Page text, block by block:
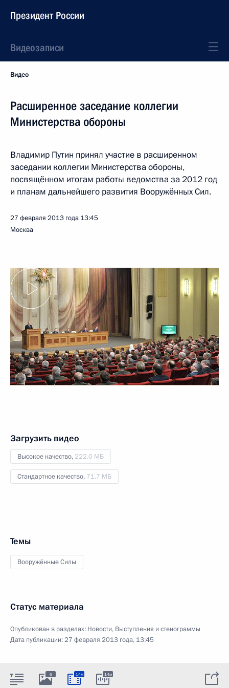
Президент России
Видеозаписи
Видео
Расширенное заседание коллегии
Министерства обороны
Владимир Путин принял участие в расширенном
заседании коллегии Министерства обороны,
посвящённом итогам работы ведомства за 2012 год
и планам дальнейшего развития Вооружённых Сил.
27 февраля 2013 года 13:45
Москва
Загрузить видео
Высокое качество, 222.0 МБ
Стандартное качество, 71.7 МБ
Темы
Вооружённые Силы
Статус материала
Опубликован в разделах: Новости, Выступления и стенограммы
Дата публикации:27 февраля 2013 года, 13:45
6 14м 14м